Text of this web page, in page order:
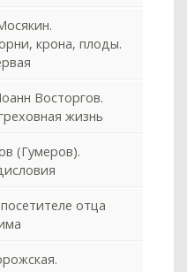
крона, плоды.
Восторгов.
жизнь
(Гумеров).
отца